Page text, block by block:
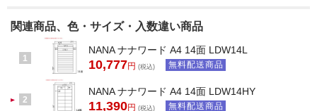
関連商品、色・サイズ・入数違い商品
1
NANA ナナワード A4 14面 LDW14L
10,777円 (税込) 無料配送商品
2
NANA ナナワード A4 14面 LDW14HY
11,390円 (税込) 無料配送商品